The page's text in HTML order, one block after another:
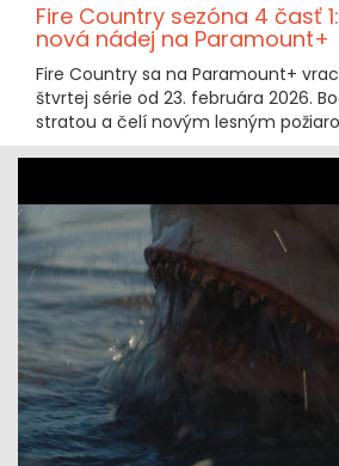
Fire Country sezóna 4 časť
nová nádej na Paramount+
Fire Country sa na Paramount+
štvrtej série od 23. februára 2026.
stratou a čelí novým lesným